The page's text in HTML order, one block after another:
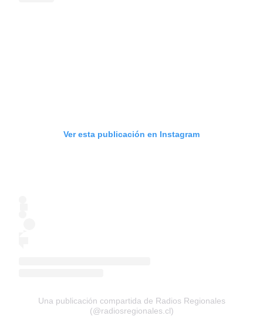
Ver esta publicación en Instagram
Una publicación compartida de Radios Regionales
(@radiosregionales.cl)